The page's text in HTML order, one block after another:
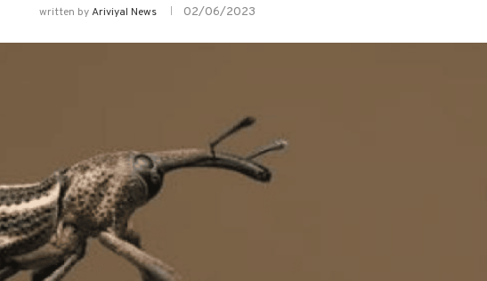
written byAriviyal News 02/06/2023